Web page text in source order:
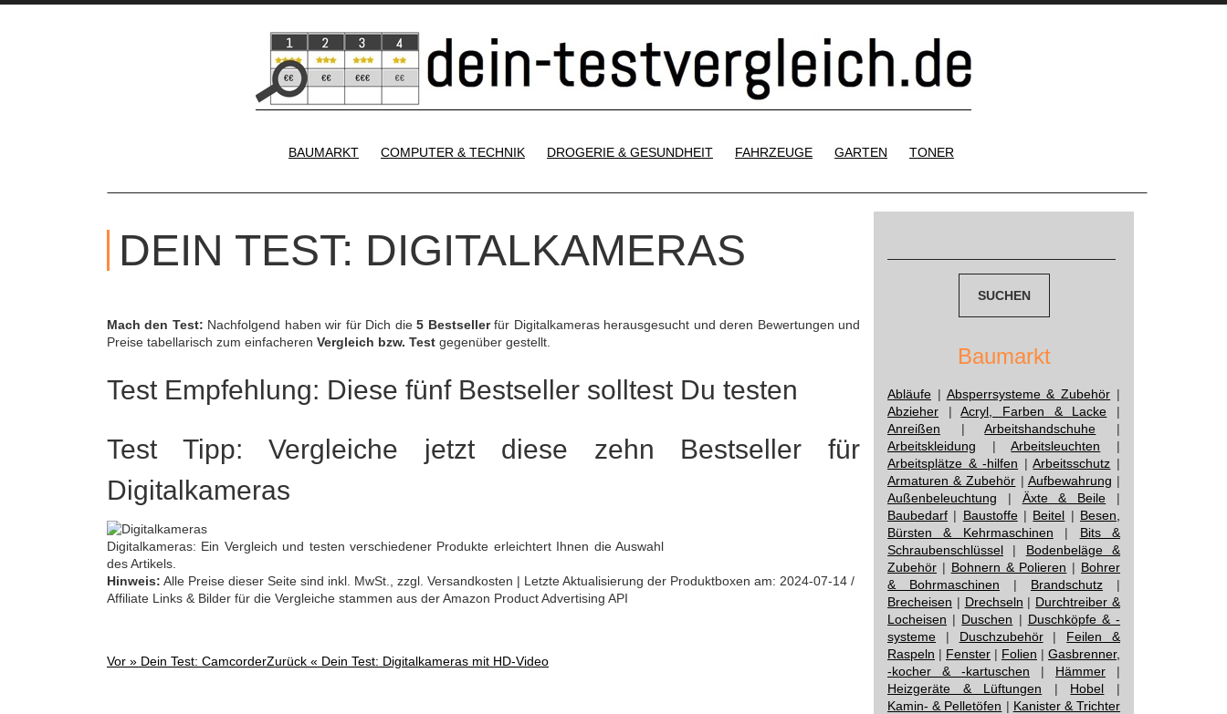
BAUMARKT
COMPUTER & TECHNIK DROGERIE & GESUNDHEIT FAHRZEUGE GARTEN TONER
DEIN TEST: DIGITALKAMERAS
Mach den Test: Nachfolgend haben wir für Dich die5 Bestsellerfür Digitalkameras herausgesucht und deren Bewertungen und
Preise tabellarisch zum einfacheren Vergleich bzw. Test gegenüber gestellt.
Test Empfehlung: Diese fünf Bestseller solltest Du testen
Test Tipp: Vergleiche jetzt diese zehn Bestseller für
Digitalkameras
Digitalkameras: Ein Vergleich und testen verschiedener Produkte erleichtert Ihnen die Auswahl
des Artikels.
Hinweis: Alle Preise dieser Seite sind inkl. MwSt., zzgl. Versandkosten | Letzte Aktualisierung der Produktboxen am: 2024-07-14 /
Affiliate Links & Bilder für die Vergleiche stammen aus der Amazon Product Advertising API
Vor » Dein Test: CamcorderZurück « Dein Test: Digitalkameras mit HD-Video
Baumarkt
Abläufe | Absperrsysteme & Zubehör |
Abzieher |Acryl, Farben & Lacke |
Anreißen |Arbeitshandschuhe |
Arbeitskleidung |Arbeitsleuchten |
Arbeitsplätze & -hilfen |Arbeitsschutz |
Armaturen & Zubehör | Aufbewahrung |
Außenbeleuchtung | Äxte & Beile |
Baubedarf | Baustoffe| Beitel | Besen,
Bürsten & Kehrmaschinen | Bits &
Schraubenschlüssel | Bodenbeläge &
Zubehör | Bohnern & Polieren | Bohrer
& Bohrmaschinen | Brandschutz |
Brecheisen | Drechseln | Durchtreiber &
Locheisen | Duschen | Duschköpfe & -
systeme | Duschzubehör| Feilen &
Raspeln | Fenster | Folien | Gasbrenner,
-kocher & -kartuschen | Hämmer |
Heizgeräte & Lüftungen | Hobel |
Kamin- & Pelletöfen | Kanister & Trichter